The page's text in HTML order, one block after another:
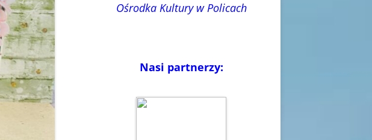
Ośrodka Kultury w Policach
Nasi partnerzy: